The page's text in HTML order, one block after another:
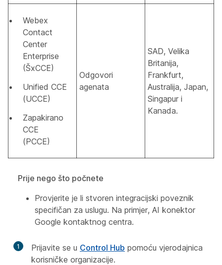
Webex
Contact
Center
Enterprise
(ŠxCCE)
Unified CCE
(UCCE)
Zapakirano
CCE
(PCCE)
Odgovori
agenata
SAD, Velika
Britanija,
Frankfurt,
Australija, Japan,
Singapur i
Kanada.
Prije nego što počnete
Provjerite je li stvoren integracijski poveznik
specifičan za uslugu. Na primjer, AI konektor
Google kontaktnog centra.
1 Prijavite se u Control Hub pomoću vjerodajnica
korisničke organizacije.